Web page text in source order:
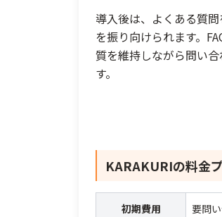
導入後は、よくある質
を振り向けられます。
質を維持しながら問い
す。
KARAKURIの料金
初期費用 要問